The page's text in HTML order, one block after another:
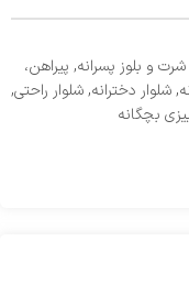
و بلوز پسرانه, پیراهن،
,شلوار دخترانه,شلوار راحتی,
بچگانه